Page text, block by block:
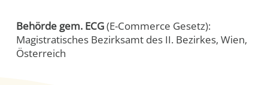
Behörde gem. ECG(E-Commerce Gesetz):
Magistratisches Bezirksamt des II. Bezirkes, Wien,
Österreich